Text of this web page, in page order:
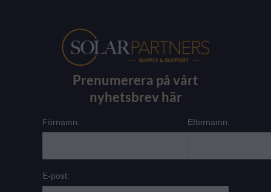
Prenumerera på vårt
nyhetsbrev här
Förnamn: Efternamn:
E-post: